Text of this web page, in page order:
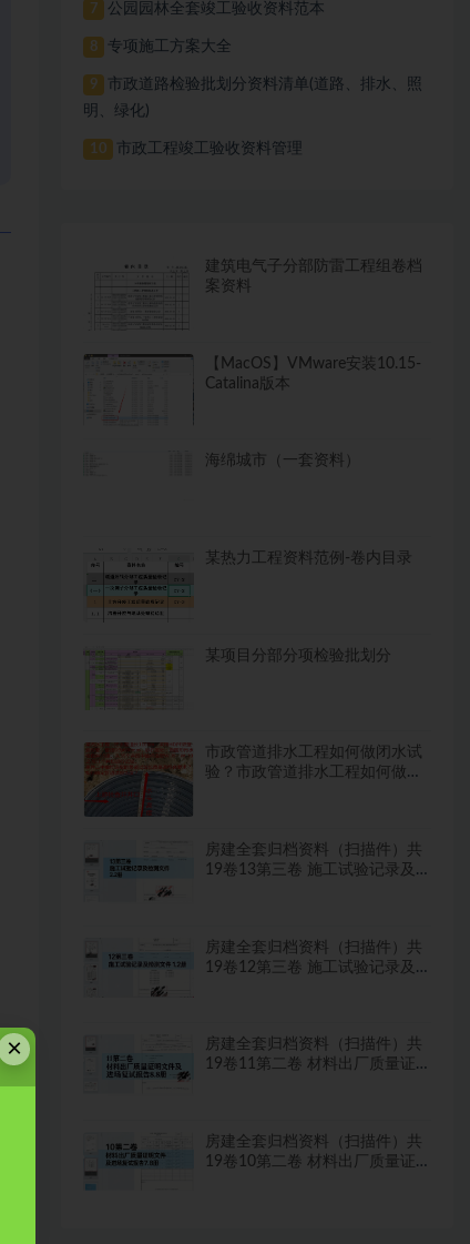
7 公园园林全套竣工验收资料范本
8 专项施工方案大全
9
市政道路检验批划分资料清单(道路、排水、照
明、绿化)
10 市政工程竣工验收资料管理
建筑电气子分部防雷工程组卷档
案资料
【MacOS】VMware安装10.15-
Catalina版本
海绵城市（一套资料）
某热力工程资料范例-卷内目录
某项目分部分项检验批划分
市政管道排水工程如何做闭水试
验？市政管道排水工程如何做闭
房建全套归档资料（扫描件）共
19卷13第三卷 施工试验记录及
房建全套归档资料（扫描件）共
19卷12第三卷 施工试验记录及
房建全套归档资料（扫描件）共
19卷11第二卷 材料出厂质量证
房建全套归档资料（扫描件）共
19卷10第二卷 材料出厂质量证
×